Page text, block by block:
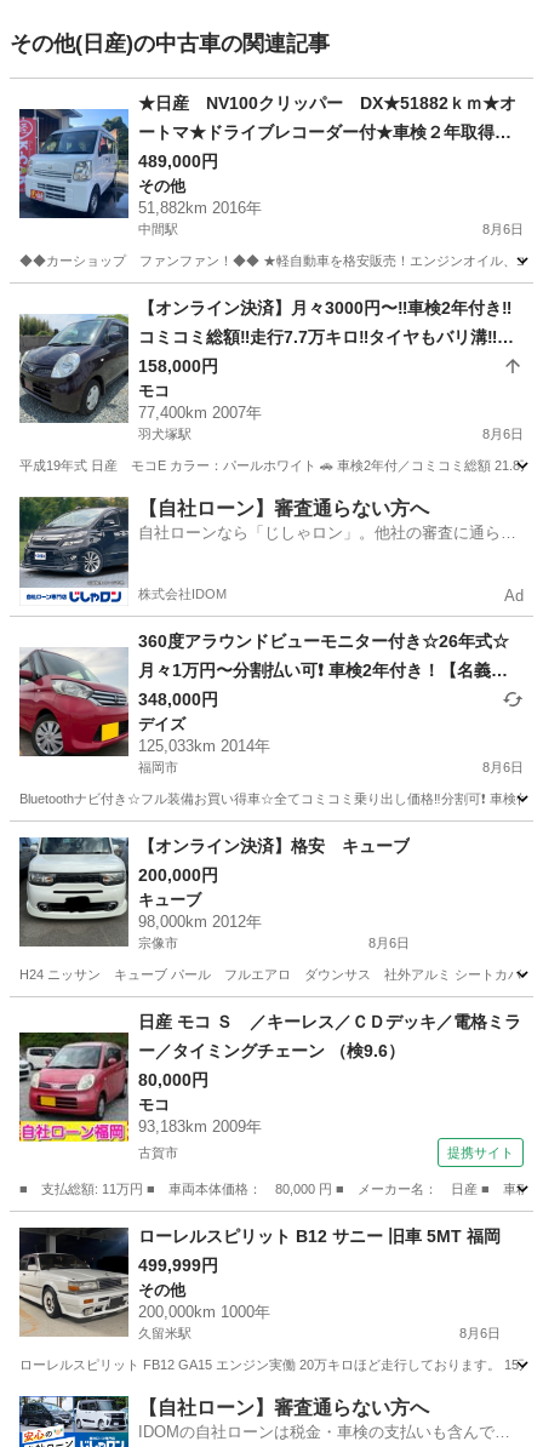
その他(日産)の中古車の関連記事
★日産 NV100クリッパー DX★51882ｋｍ★オ
ートマ★ドライブレコーダー付★車検２年取得渡
し+法令点検整備等★
489,000円
その他
51,882km 2016年
中間駅 8月6日
◆◆カーショップ ファンファン！◆◆ ★軽自動車を格安販売！エンジンオイル
中間駅 その他
【オンライン決済】月々3000円〜‼️車検2年付き‼️
コミコミ総額‼️走行7.7万キロ‼️タイヤもバリ溝‼️日
産モコ‼️
158,000円
モコ
77,400km 2007年
羽犬塚駅 8月6日
平成19年式 日産 モコE カラー：パールホワイト 🚗 車検2年付／コミコミ総額 21.8
福岡 八女市 羽犬塚駅 モコ
【自社ローン】審査通らない方へ
自社ローンなら「じしゃロン」。他社の審査に通らな
株式会社IDOM Ad
360度アラウンドビューモニター付き☆26年式☆
月々1万円〜分割払い可❗️ 車検2年付き！【名義変
更代込み】大人気☆日産 デイズルークス☆Blueto
othナビ付き☆走行中DVD見れます☆ETC付き☆ア
ラウンドビューモニター付き☆電動スライドドア
348,000円
デイズ
125,033km 2014年
福岡市 8月6日
Bluetoothナビ付き☆フル装備お買い得車☆全てコミコミ乗り出し価格‼️分割可❗️ 車検
福岡 福岡市 デイズ 走行距離
【オンライン決済】格安 キューブ
200,000円
キューブ
98,000km 2012年
宗像市 8月6日
H24 ニッサン キューブ パール フルエアロ ダウンサス 社外アルミ シートカバー
キューブ
日産 モコ Ｓ ／キーレス／ＣＤデッキ／電格ミラ
ー／タイミングチェーン （検9.6）
80,000円
モコ
93,183km 2009年
古賀市 提携サイト
■ 支払総額: 11万円 ■ 車両本体価格： 80,000 円 ■ メーカー名： 日産 ■ 車種
福岡 古賀市
ローレルスピリット B12 サニー 旧車 5MT 福岡
499,999円
その他
200,000km 1000年
久留米駅 8月6日
ローレルスピリット FB12 GA15 エンジン実働 20万キロほど走行しております。 15
福岡 久留米市 久留米駅 その他
【自社ローン】審査通らない方へ
IDOMの自社ローンは税金・車検の支払いも含んでい